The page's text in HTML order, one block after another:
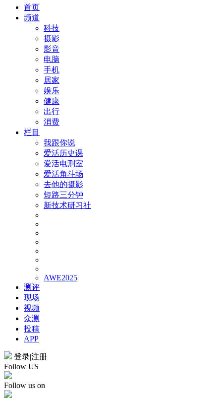
首页
频道
科技
摄影
影音
电脑
手机
居家
娱乐
健康
出行
消费
栏目
我跟你说
爱活历史课
爱活电刑室
爱活角斗场
去他的摄影
短路三分钟
新技术研习社
AWE2025
测评
现场
视频
众测
投稿
APP
登录|注册
Follow US
Follow us on